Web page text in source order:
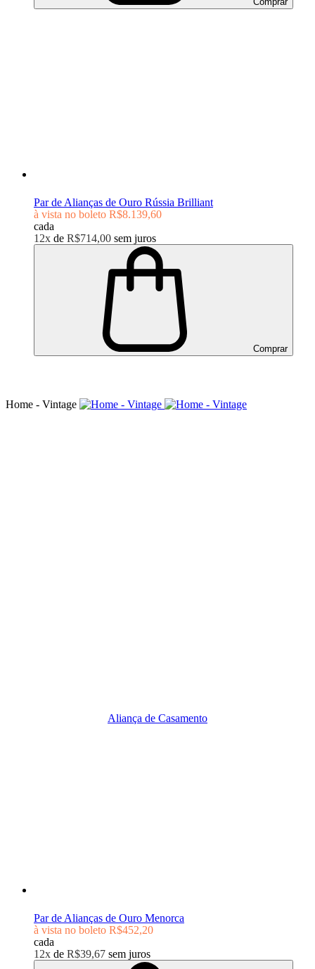
Par de Alianças de Ouro Rússia Brilliant
à vista no boleto R$8.139,60
cada
12x de R$714,00 sem juros
Comprar
Home - Vintage
Aliança de Casamento
Par de Alianças de Ouro Menorca
à vista no boleto R$452,20
cada
12x de R$39,67 sem juros